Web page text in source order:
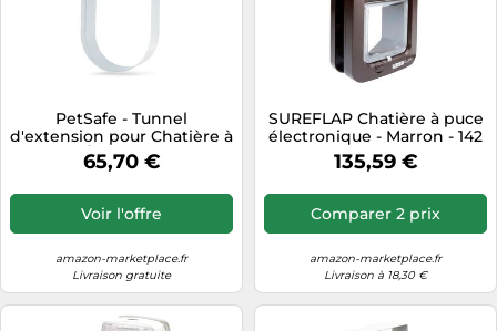
PetSafe - Tunnel
d'extension pour Chatière à
Puce Électronique et
Chatière à Fermeture
Entrée Confortable, Aucuns
Outils Nécessaires - Blanc
65,70 €
Voir l'offre
amazon-marketplace.fr
Livraison gratuite
SUREFLAP Chatière à puce
électronique - Marron - 142
mm x 120 mm
(Mémorisation d’un
135,59 €
Comparer 2 prix
amazon-marketplace.fr
Livraison à 18,30 €